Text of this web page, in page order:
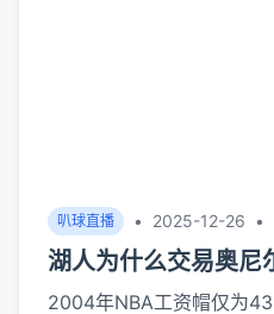
叭球直播 • 2025-12-26 •
湖人为什么交易奥尼
2004年NBA工资帽仅为